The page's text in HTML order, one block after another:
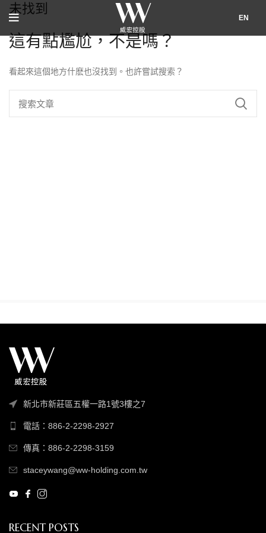
EN
未找到
這有點尷尬，不是嗎？
看起來這個地方什麽也沒找到。也許嘗試搜索？
新北市新莊區五權一路1號3樓之7
電話：886-2-2298-2927
傳真：886-2-2298-3159
staceywang@ww-holding.com.tw
RECENT POSTS